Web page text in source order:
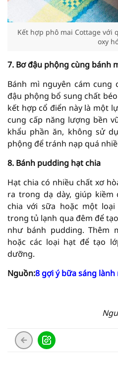
Kết hợp phô mai Cottage với
oxy
7. Bơ đậu phộng cùng bánh
Bánh mì nguyên cám
đậu phộng bổ sung chất
kết hợp cổ điển này là một
cung cấp năng lượng bền
khẩu phần ăn, không sử
phộng để tránh nạp quá
8. Bánh pudding hạt chia
Hạt chia có nhiều chất xơ
ra trong dạ dày, giúp kiềm
chia với sữa hoặc một
trong tủ lạnh qua đêm để
như bánh pudding. Thêm
hoặc các loại hạt để tạo
dưỡng.
Nguồn:8 gợi ý bữa sáng